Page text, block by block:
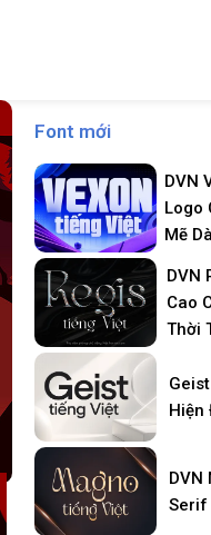
Font mới
DVN
Logo
Mẽ
DVN
Cao
Thời
Hiện
DVN
Serif